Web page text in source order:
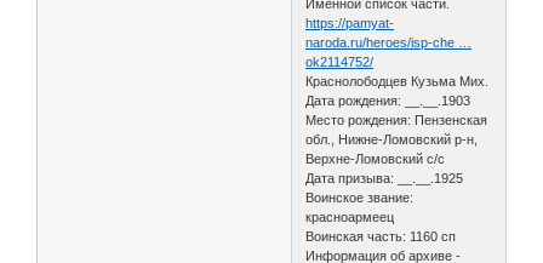
Именной список части.
https://pamyat-
naroda.ru/heroes/isp-che …
ok2114752/
Краснолободцев Кузьма Мих.
Дата рождения: __.__.1903
Место рождения: Пензенская
обл., Нижне-Ломовский р-н,
Верхне-Ломовский с/с
Дата призыва: __.__.1925
Воинское звание:
красноармеец
Воинская часть: 1160 сп
Информация об архиве -